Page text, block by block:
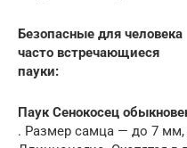
Безопасные для человека
часто встречающиеся
пауки:
Паук Сенокосец
. Размер самца — до 7